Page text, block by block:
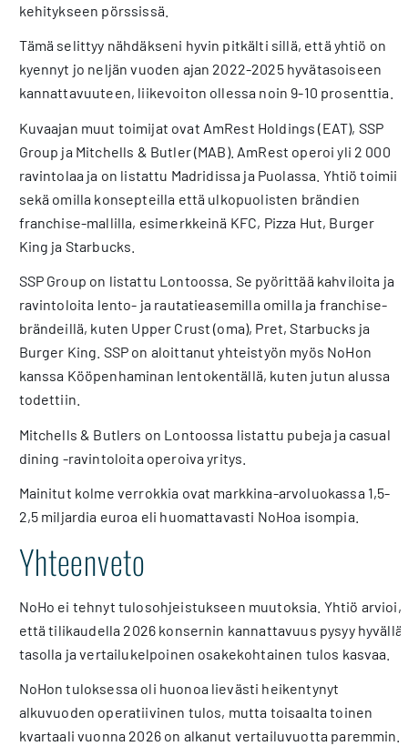
kehitykseen pörssissä.
Tämä selittyy nähdäkseni hyvin pitkälti sillä, että yhtiö on
kyennyt jo neljän vuoden ajan 2022-2025 hyvätasoiseen
kannattavuuteen, liikevoiton ollessa noin 9-10 prosenttia.
Kuvaajan muut toimijat ovat AmRest Holdings (EAT), SSP
Group ja Mitchells & Butler (MAB). AmRest operoi yli 2 000
ravintolaa ja on listattu Madridissa ja Puolassa. Yhtiö toimii
sekä omilla konsepteilla että ulkopuolisten brändien
franchise-mallilla, esimerkkeinä KFC, Pizza Hut, Burger
King ja Starbucks.
SSP Group on listattu Lontoossa. Se pyörittää kahviloita ja
ravintoloita lento- ja rautatieasemilla omilla ja franchise-
brändeillä, kuten Upper Crust (oma), Pret, Starbucks ja
Burger King. SSP on aloittanut yhteistyön myös NoHon
kanssa Kööpenhaminan lentokentällä, kuten jutun alussa
todettiin.
Mitchells & Butlers on Lontoossa listattu pubeja ja casual
dining -ravintoloita operoiva yritys.
Mainitut kolme verrokkia ovat markkina-arvoluokassa 1,5-
2,5 miljardia euroa eli huomattavasti NoHoa isompia.
Yhteenveto
NoHo ei tehnyt tulosohjeistukseen muutoksia. Yhtiö arvioi,
että tilikaudella 2026 konsernin kannattavuus pysyy hyvällä
tasolla ja vertailukelpoinen osakekohtainen tulos kasvaa.
NoHon tuloksessa oli huonoa lievästi heikentynyt
alkuvuoden operatiivinen tulos, mutta toisaalta toinen
kvartaali vuonna 2026 on alkanut vertailuvuotta paremmin.